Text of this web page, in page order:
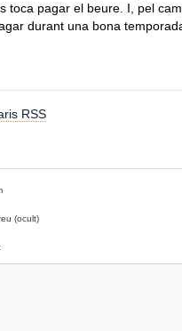
toca pagar el beure. I, pel
durant una bona
RSS
(ocult)